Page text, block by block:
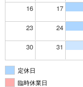
16 17
23 24
30 31
定休日
臨時休業日